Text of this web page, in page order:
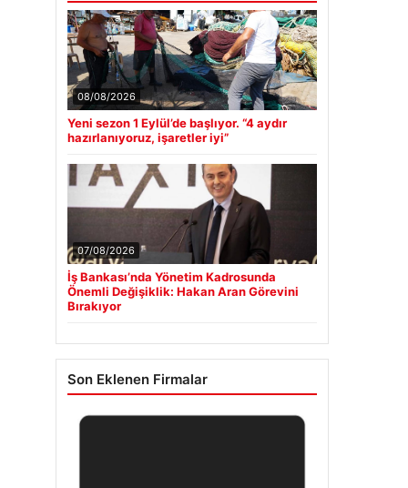
08/08/2026
Yeni sezon 1 Eylül’de başlıyor. “4 aydır
hazırlanıyoruz, işaretler iyi”
07/08/2026
İş Bankası’nda Yönetim Kadrosunda
Önemli Değişiklik: Hakan Aran Görevini
Bırakıyor
Son Eklenen Firmalar